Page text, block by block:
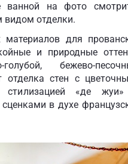
ванной на фото
видом отделки.
материалов для
и природные
бежево-
отделка стен с
стилизацией «де
в духе